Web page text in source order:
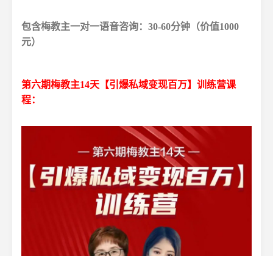
包含梅教主一对一语音咨询：30-60分钟（价值1000
元）
第六期梅教主14天【引爆私域变现百万】训练营课
程：